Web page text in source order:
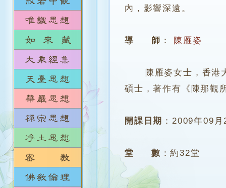
內，影響深遠。
導 師 ： 陳雁姿
陳雁姿女士，香港大
碩士，著作有《陳那觀
開課日期 ：2009年09月
堂 數 ：約32堂